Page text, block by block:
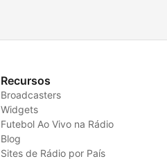
Recursos
Broadcasters
Widgets
Futebol Ao Vivo na Rádio
Blog
Sites de Rádio por País